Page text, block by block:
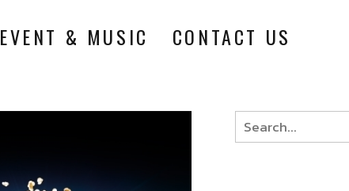
EVENT & MUSIC CONTACT US